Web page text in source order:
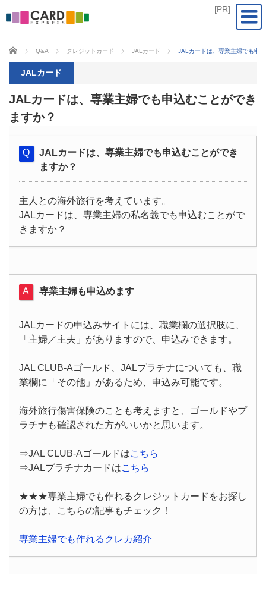
CARD EXPRESS
Q&A クレジットカード JALカード JALカードは、専業主婦でも申
JALカード
JALカードは、専業主婦でも申込むことができ
ますか？
JALカードは、専業主婦でも申込むことができ
ますか？
主人との海外旅行を考えています。
JALカードは、専業主婦の私名義でも申込むことがで
きますか？
専業主婦も申込めます
JALカードの申込みサイトには、職業欄の選択肢に、
「主婦／主夫」がありますので、申込みできます。
JAL CLUB-Aゴールド、JALプラチナについても、職
業欄に「その他」があるため、申込み可能です。
海外旅行傷害保険のことも考えますと、ゴールドやプ
ラチナも確認された方がいいかと思います。
⇒JAL CLUB-Aゴールドはこちら
⇒JALプラチナカードはこちら
★★★専業主婦でも作れるクレジットカードをお探し
の方は、こちらの記事もチェック！
専業主婦でも作れるクレカ紹介